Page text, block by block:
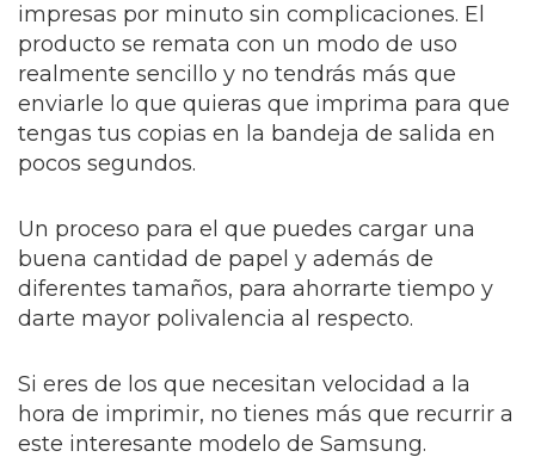
impresas por minuto sin complicaciones. El
producto se remata con un modo de uso
realmente sencillo y no tendrás más que
enviarle lo que quieras que imprima para que
tengas tus copias en la bandeja de salida en
pocos segundos.
Un proceso para el que puedes cargar una
buena cantidad de papel y además de
diferentes tamaños, para ahorrarte tiempo y
darte mayor polivalencia al respecto.
Si eres de los que necesitan velocidad a la
hora de imprimir, no tienes más que recurrir a
este interesante modelo de Samsung.